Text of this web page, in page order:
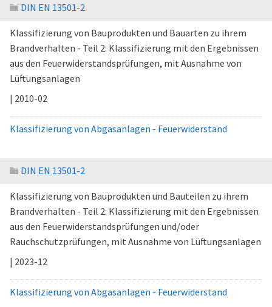
DIN EN 13501-2
Klassifizierung von Bauprodukten und Bauarten zu ihrem
Brandverhalten - Teil 2: Klassifizierung mit den Ergebnissen
aus den Feuerwiderstandsprüfungen, mit Ausnahme von
Lüftungsanlagen
| 2010-02
Klassifizierung von Abgasanlagen - Feuerwiderstand
DIN EN 13501-2
Klassifizierung von Bauprodukten und Bauteilen zu ihrem
Brandverhalten - Teil 2: Klassifizierung mit den Ergebnissen
aus den Feuerwiderstandsprüfungen und/oder
Rauchschutzprüfungen, mit Ausnahme von Lüftungsanlagen
| 2023-12
Klassifizierung von Abgasanlagen - Feuerwiderstand